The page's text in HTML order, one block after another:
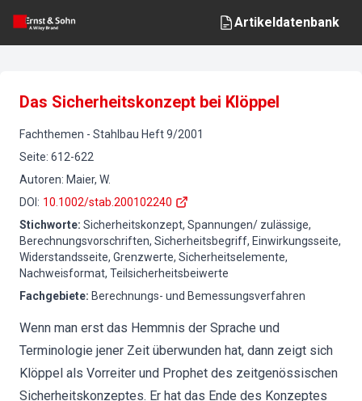
Artikeldatenbank
Das Sicherheitskonzept bei Klöppel
Fachthemen - Stahlbau Heft9/2001
Seite: 612-622
Autoren: Maier, W.
DOI : 10.1002/stab.200102240
Stichworte: Sicherheitskonzept, Spannungen/ zulässige,
Berechnungsvorschriften, Sicherheitsbegriff, Einwirkungsseite,
Widerstandsseite, Grenzwerte, Sicherheitselemente,
Nachweisformat, Teilsicherheitsbeiwerte
Fachgebiete: Berechnungs- und Bemessungsverfahren
Wenn man erst das Hemmnis der Sprache und
Terminologie jener Zeit überwunden hat, dann zeigt sich
Klöppel als Vorreiter und Prophet des zeitgenössischen
Sicherheitskonzeptes. Er hat das Ende des Konzeptes